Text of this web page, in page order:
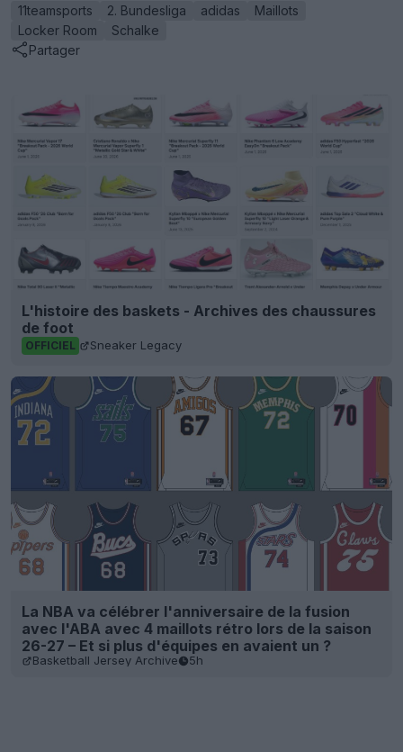
11teamsports 2. Bundesliga adidas
Maillots
Locker Room
Schalke
Partager
L'histoire des baskets - Archives des chaussures
de foot
OFFICIEL Sneaker Legacy
La NBA va célébrer l'anniversaire de la fusion
avec l'ABA avec 4 maillots rétro lors de la saison
26-27 – Et si plus d'équipes en avaient un ?
Basketball Jersey Archive 5h